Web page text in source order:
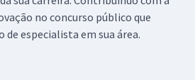
no concurso público que
especialista em sua área.